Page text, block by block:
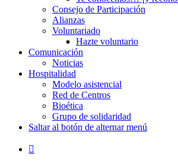
Consejo de Participación
Alianzas
Voluntariado
Hazte voluntario
Comunicación
Noticias
Hospitalidad
Modelo asistencial
Red de Centros
Bioética
Grupo de solidaridad
Saltar al botón de alternar menú